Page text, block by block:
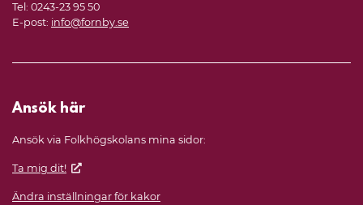
Tel: 0243-23 95 50
E-post: info@fornby.se
Ansök här
Ansök via Folkhögskolans mina sidor:
Ta mig dit!
Ändra inställningar för kakor